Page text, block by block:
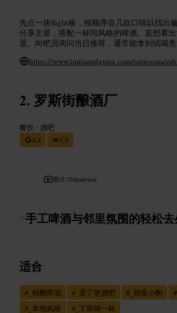
先点一块flight板，按顺序尝几款口味以找出
分享主菜，搭配一杯同风格的啤酒。若想看
置。向吧员询问当日推荐，通常能拿到试喝意
https://www.innisandgunn.com/taprooms/
罗斯街酿酒厂
餐饮 •酒吧
4.4
3.9
图片 /Tripadvisor
“手工啤酒与邻里氛围的轻松去
适合
# _精酿啤酒 # _爱丁堡酒吧 # _邻里小酌 #
# _本地风味 # _下班喝一杯